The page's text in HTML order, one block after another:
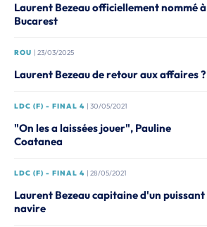
Laurent Bezeau officiellement nommé à
Bucarest
ROU | 23/03/2025
Laurent Bezeau de retour aux affaires ?
LDC (F) - FINAL 4 | 30/05/2021
"On les a laissées jouer", Pauline
Coatanea
LDC (F) - FINAL 4 | 28/05/2021
Laurent Bezeau capitaine d'un puissant
navire